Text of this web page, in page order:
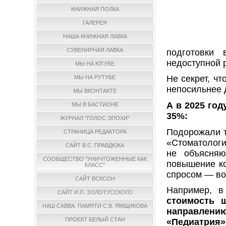
КНИЖНАЯ ПОЛКА
ГАЛЕРЕЯ
НАША КНИЖНАЯ ЛАВКА
СУВЕНИРНАЯ ЛАВКА
МЫ НА ЮТУБЕ
МЫ НА РУТУБЕ
МЫ ВКОНТАКТЕ
МЫ В БАСТИОНЕ
ЖУРНАЛ "ГОЛОС ЭПОХИ"
СТРАНИЦА РЕДАКТОРА
САЙТ В.С. ПРАВДЮКА
СООБЩЕСТВО "УНИЧТОЖЕННЫЕ КАК
КЛАСС"
САЙТ ВСХСОН
САЙТ И.П. ЗОЛОТУССКОГО
НАШ САВВА. ПАМЯТИ С.В. ЯМЩИКОВА
ПРОЕКТ БЕЛЫЙ СТАН
недоступной
Не секрет,
непосильнее
А в 2025
35%:
Подорожали
не
повышение
спросом —
Например,
стоимость